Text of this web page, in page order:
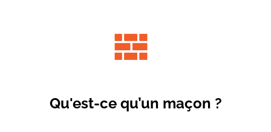
Qu'est-ce qu’un maçon ?